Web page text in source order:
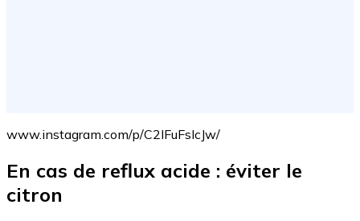
www.instagram.com/p/C2IFuFsIcJw/
En cas de reflux acide : éviter le
citron